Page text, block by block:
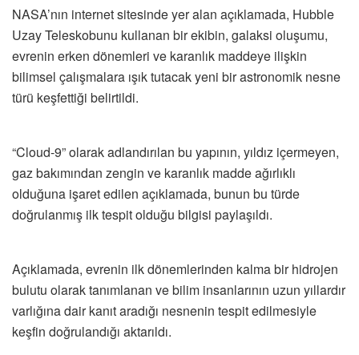
NASA’nın internet sitesinde yer alan açıklamada, Hubble
Uzay Teleskobunu kullanan bir ekibin, galaksi oluşumu,
evrenin erken dönemleri ve karanlık maddeye ilişkin
bilimsel çalışmalara ışık tutacak yeni bir astronomik nesne
türü keşfettiği belirtildi.
“Cloud-9” olarak adlandırılan bu yapının, yıldız içermeyen,
gaz bakımından zengin ve karanlık madde ağırlıklı
olduğuna işaret edilen açıklamada, bunun bu türde
doğrulanmış ilk tespit olduğu bilgisi paylaşıldı.
Açıklamada, evrenin ilk dönemlerinden kalma bir hidrojen
bulutu olarak tanımlanan ve bilim insanlarının uzun yıllardır
varlığına dair kanıt aradığı nesnenin tespit edilmesiyle
keşfin doğrulandığı aktarıldı.